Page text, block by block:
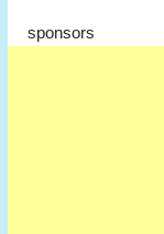
sponsors